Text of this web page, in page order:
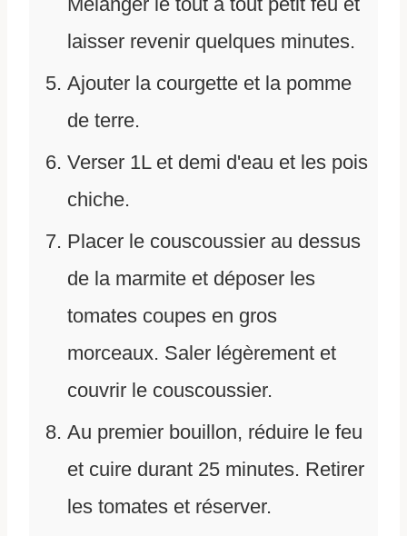
laisser revenir quelques minutes.
Ajouter la courgette et la pomme
de terre.
Verser 1L et demi d'eau et les pois
chiche.
Placer le couscoussier au dessus
de la marmite et déposer les
tomates coupes en gros
morceaux. Saler légèrement et
couvrir le couscoussier.
Au premier bouillon, réduire le feu
et cuire durant 25 minutes. Retirer
les tomates et réserver.